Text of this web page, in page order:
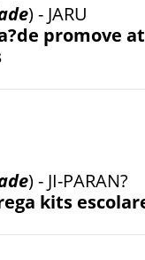
) - JARU
promove
) - JI-PARAN?
kits